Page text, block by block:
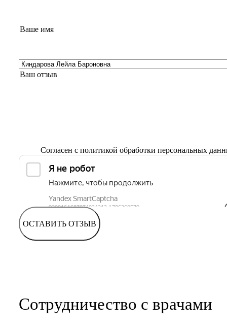
Согласен с политикой обработки персональных
ОСТАВИТЬ ОТЗЫВ
Сотрудничество с врачами